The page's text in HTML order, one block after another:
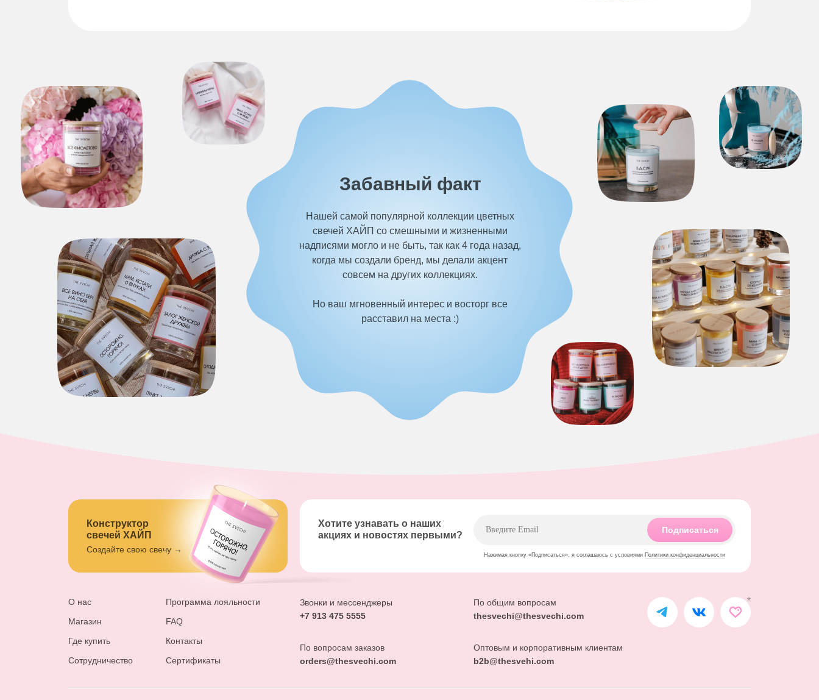
Нашей самой популярной коллекции цветных
свечей ХАЙП со смешными и жизненными
надписями могло и не быть, так как 4 года назад,
когда мы создали бренд, мы делали акцент
совсем на других коллекциях.
Но ваш мгновенный интерес и восторг все
расставил на места :)
Забавный факт
Хотите узнавать о наших
акциях и новостях первыми?
Нажимая кнопку «Подписаться», я соглашаюсь с условиями Политики конфиденциальности
О нас
Магазин
Где купить
Сотрудничество
Конструктор
свечей ХАЙП
Подписаться
Создайте свою свечу →
Программа лояльности
FAQ
Контакты
Сертификаты
Звонки и мессенджеры
+7 913 475 5555
orders@thesvechi.com
По общим вопросам
thesvechi@thesvechi.com
Оптовым и корпоративным клиентам
b2b@thesvehi.com
По вопросам заказов